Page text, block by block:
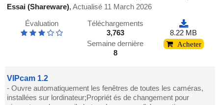
Essai (Shareware),Actualisé 11 March 2026
Évaluation
Téléchargements
3,763
Semaine dernière
8
8.22 MB
Acheter
VIPcam 1.2
- Ouvre automatiquement les fenêtres de toutes les caméras,
installées sur lordinateur;Propriét és de changement pour